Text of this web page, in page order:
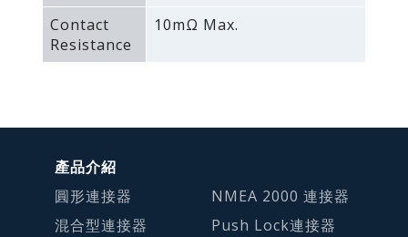
Contact
Resistance
10mΩ Max.
產品介紹
圓形連接器
混合型連接器
NMEA 2000 連接器
Push Lock連接器